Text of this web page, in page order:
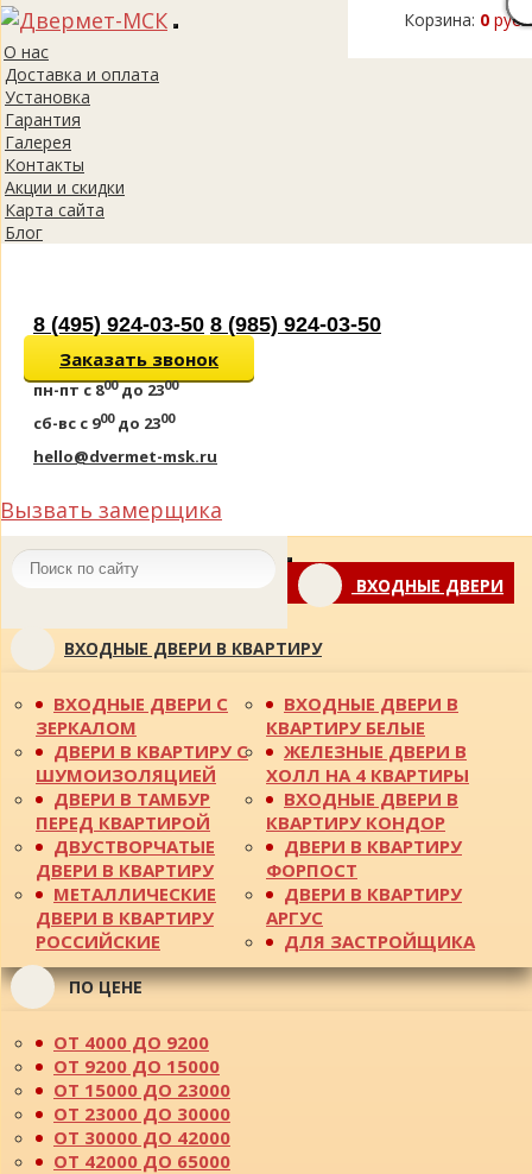
Корзина: 0 руб.
Toggle
О нас
Доставка и оплата
Установка
Гарантия
Галерея
Контакты
Акции и скидки
Карта сайта
Блог
8 (495) 924-03-50 8 (985) 924-03-50
Заказать звонок
пн-пт с 800до 2300
сб-вс с 900до 2300
hello@dvermet-msk.ru
Вызвать замерщика
Toggle
navigationВХОДНЫЕ ДВЕРИ
ВХОДНЫЕ ДВЕРИ В КВАРТИРУ
ВХОДНЫЕ ДВЕРИ С
ЗЕРКАЛОМ
ДВЕРИ В КВАРТИРУ С
ШУМОИЗОЛЯЦИЕЙ
ДВЕРИ В ТАМБУР
ПЕРЕД КВАРТИРОЙ
ДВУСТВОРЧАТЫЕ
ДВЕРИ В КВАРТИРУ
МЕТАЛЛИЧЕСКИЕ
ДВЕРИ В КВАРТИРУ
РОССИЙСКИЕ
ВХОДНЫЕ ДВЕРИ В
КВАРТИРУ БЕЛЫЕ
ЖЕЛЕЗНЫЕ ДВЕРИ В
ХОЛЛ НА 4 КВАРТИРЫ
ВХОДНЫЕ ДВЕРИ В
КВАРТИРУ КОНДОР
ДВЕРИ В КВАРТИРУ
ФОРПОСТ
ДВЕРИ В КВАРТИРУ
АРГУС
ДЛЯ ЗАСТРОЙЩИКА
ПО ЦЕНЕ
ОТ 4000 ДО 9200
ОТ 9200 ДО 15000
ОТ 15000 ДО 23000
ОТ 23000 ДО 30000
ОТ 30000 ДО 42000
ОТ 42000 ДО 65000